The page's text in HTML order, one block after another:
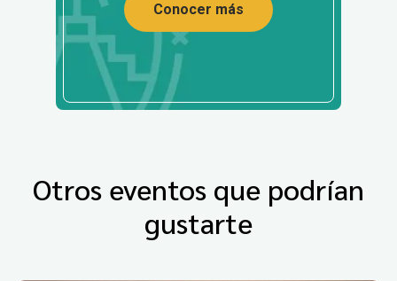
Conocer más
Otros eventos que podrían
gustarte